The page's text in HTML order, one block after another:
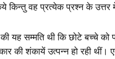
किन्तु वह प्रत्येक प्रश्न के
की यह सम्मति थी कि छोटे बच्चे
की शंकायें उत्पन्न हो रही